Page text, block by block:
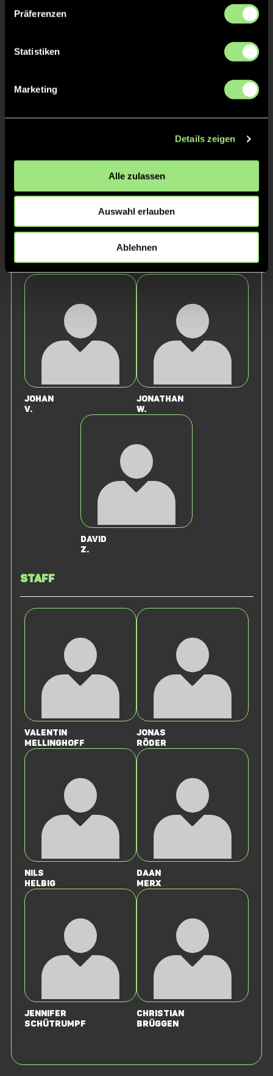
Präferenzen
Statistiken
Marketing
Details zeigen
Alle zulassen
Auswahl erlauben
Ablehnen
Luca
Henri
Johan
V.
Jonathan
W.
David
Z.
Staff
Valentin
Mellinghoff
Jonas
Röder
Nils
Helbig
Daan
Merx
Jennifer
Schütrumpf
Christian
Brüggen